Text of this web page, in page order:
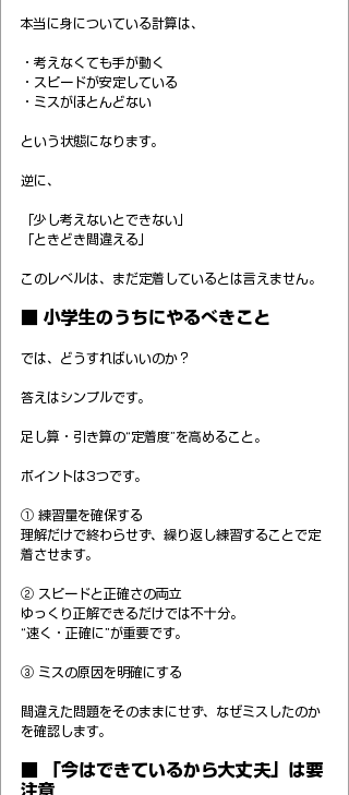
本当に身についている計算は、
・考えなくても手が動く
・スピードが安定している
・ミスがほとんどない
という状態になります。
逆に、
「少し考えないとできない」
「ときどき間違える」
このレベルは、まだ定着しているとは言えません。
■ 小学生のうちにやるべきこと
では、どうすればいいのか？
答えはシンプルです。
足し算・引き算の“定着度”を高めること。
ポイントは3つです。
① 練習量を確保する
理解だけで終わらせず、繰り返し練習することで定
着させます。
② スピードと正確さの両立
ゆっくり正解できるだけでは不十分。
“速く・正確に”が重要です。
③ ミスの原因を明確にする
間違えた問題をそのままにせず、なぜミスしたのか
を確認します。
■ 「今はできているから大丈夫」は要
注意